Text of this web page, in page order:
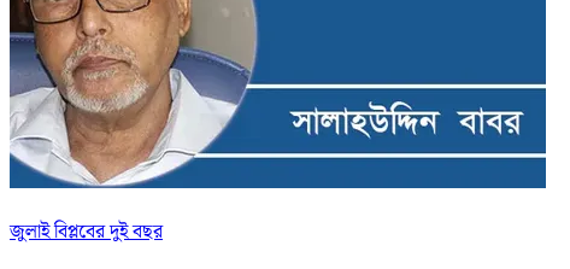
জুলাই বিপ্লবের দুই বছর